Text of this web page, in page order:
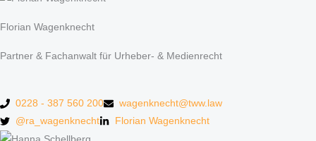
Florian Wagenknecht
Partner & Fachanwalt für Urheber- & Medienrecht
0228 - 387 560 200
wagenknecht@tww.law
@ra_wagenknecht
Florian Wagenknecht